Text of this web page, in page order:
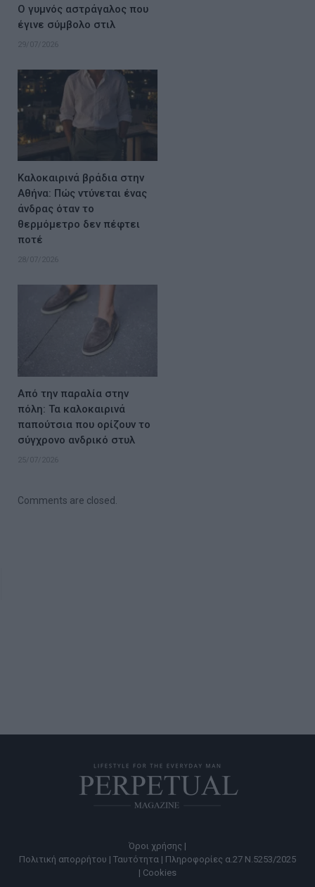
Ο γυμνός αστράγαλος που
έγινε σύμβολο στιλ
29/07/2026
Καλοκαιρινά βράδια στην
Αθήνα: Πώς ντύνεται ένας
άνδρας όταν το
θερμόμετρο δεν πέφτει
ποτέ
28/07/2026
Από την παραλία στην
πόλη: Τα καλοκαιρινά
παπούτσια που ορίζουν το
σύγχρονο ανδρικό στυλ
25/07/2026
Comments are closed.
Όροι χρήσης |
Πολιτική απορρήτου | Ταυτότητα | Πληροφορίες α.27 Ν.5253/2025
| Cookies